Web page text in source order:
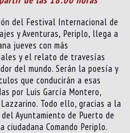
del Festival Internacional de
y Aventuras, Periplo, llega a
jueves con más
y el relato de travesías
del mundo. Serán la poesía y
que conducirán a esas
por Luis García Montero,
Todo ello, gracias a la
Ayuntamiento de Puerto de
Comando Periplo.